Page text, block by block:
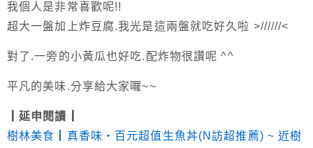
我個人是非常喜歡呢!!
超大一盤加上炸豆腐.我光是這兩盤就吃好久啦 >//////<
對了.一旁的小黃瓜也好吃.配炸物很讚呢 ^^
平凡的美味.分享給大家囉~~
┃延申閱讀┃
樹林美食┃真香味‧百元超值生魚丼(N訪超推薦) ~ 近樹